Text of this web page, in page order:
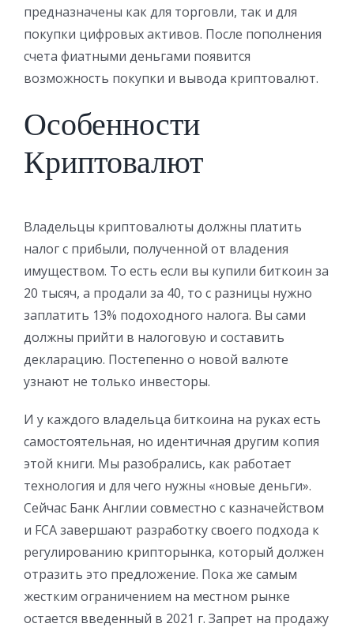
предназначены как для торговли, так и для
покупки цифровых активов. После пополнения
счета фиатными деньгами появится
возможность покупки и вывода криптовалют.
Особенности
Криптовалют
Владельцы криптовалюты должны платить
налог с прибыли, полученной от владения
имуществом. То есть если вы купили биткоин за
20 тысяч, а продали за 40, то с разницы нужно
заплатить 13% подоходного налога. Вы сами
должны прийти в налоговую и составить
декларацию. Постепенно о новой валюте
узнают не только инвесторы.
И у каждого владельца биткоина на руках есть
самостоятельная, но идентичная другим копия
этой книги. Мы разобрались, как работает
технология и для чего нужны «новые деньги».
Сейчас Банк Англии совместно с казначейством
и FCA завершают разработку своего подхода к
регулированию крипторынка, который должен
отразить это предложение. Пока же самым
жестким ограничением на местном рынке
остается введенный в 2021 г. Запрет на продажу